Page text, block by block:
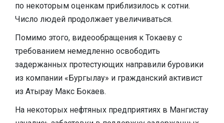
по некоторым оценкам приблизилось к сотни.
Число людей продолжает увеличиваться.
Помимо этого, видеообращения к Токаеву с
требованием немедленно освободить
задержанных протестующих направили буровики
из компании «Бургылау» и гражданский активист
из Атырау Макс Бокаев.
На некоторых нефтяных предприятиях в Мангистау